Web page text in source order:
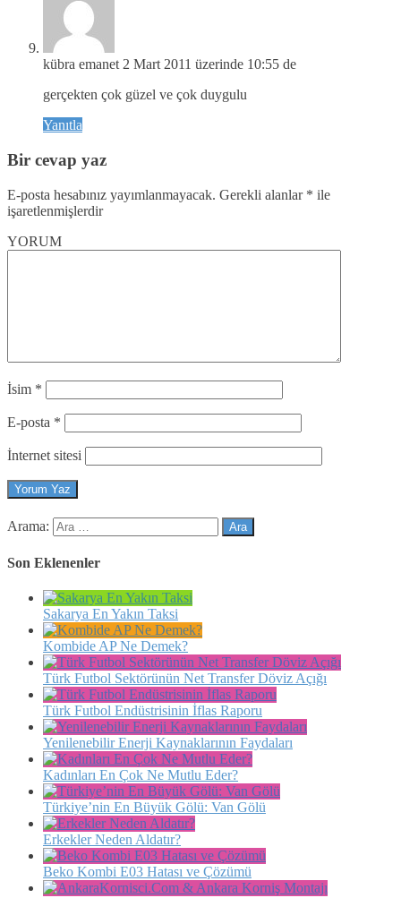
kübra emanet 2 Mart 2011 üzerinde 10:55 de
gerçekten çok güzel ve çok duygulu
Yanıtla
Bir cevap yaz
E-posta hesabınız yayımlanmayacak. Gerekli alanlar * ile
işaretlenmişlerdir
YORUM
İsim *
E-posta *
İnternet sitesi
Arama:
Son Eklenenler
Sakarya En Yakın Taksi
Kombide AP Ne Demek?
Türk Futbol Sektörünün Net Transfer Döviz Açığı
Türk Futbol Endüstrisinin İflas Raporu
Yenilenebilir Enerji Kaynaklarının Faydaları
Kadınları En Çok Ne Mutlu Eder?
Türkiye’nin En Büyük Gölü: Van Gölü
Erkekler Neden Aldatır?
Beko Kombi E03 Hatası ve Çözümü